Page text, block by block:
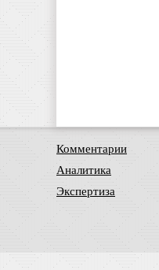
Комментарии
Аналитика
Экспертиза